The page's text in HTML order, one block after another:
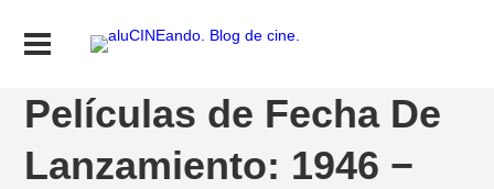
Películas de Fecha De
Lanzamiento: 1946 −